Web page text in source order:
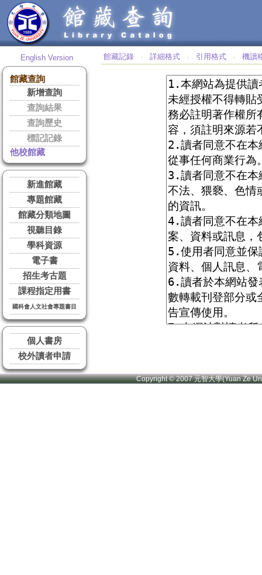
English Version
館藏查詢
新增查詢
查詢結果
查詢歷史
標記記錄
他校館藏
新進館藏
專題館藏
館藏分類地圖
視聽目錄
學科資源
電子書
招生考古題
課程指定用書
國科會人文社會專題書目
個人書房
校外讀者申請
館藏記錄 ‧ 詳細格式 ‧ 引用格式 ‧ 機讀
Copyright © 2007 元智大學(Yuan Ze